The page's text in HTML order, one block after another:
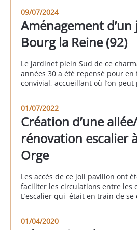
09/07/2024
Aménagement
Bourg la Reine (92)
Le jardinet plein Sud de ce
années 30 a été repensé pour
convivial, accueillant où l’on
usées” et “eaux pluviales” en
[…]
01/07/2022
Création d’une
rénovation escalier
Orge
Les accès de ce joli pavillon ont
faciliter les circulations entre les
L’escalier qui était en train de se
terrasse d’agrément qui exploite
01/04/2020